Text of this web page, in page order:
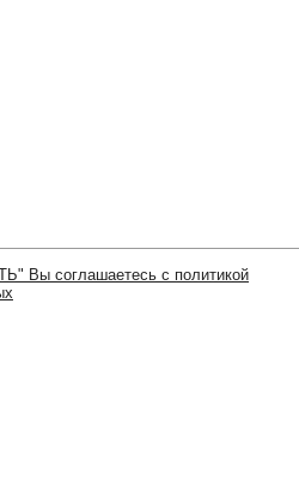
Вы соглашаетесь с политикой